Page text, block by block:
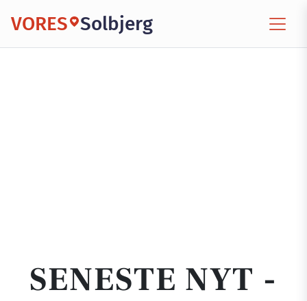
VORES Solbjerg
SENESTE NYT -